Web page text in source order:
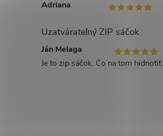
Adriana
Uzatvárateľný ZIP sáčok
Ján Melaga
Je to zip sáčok. Čo na tom hidnotiť.